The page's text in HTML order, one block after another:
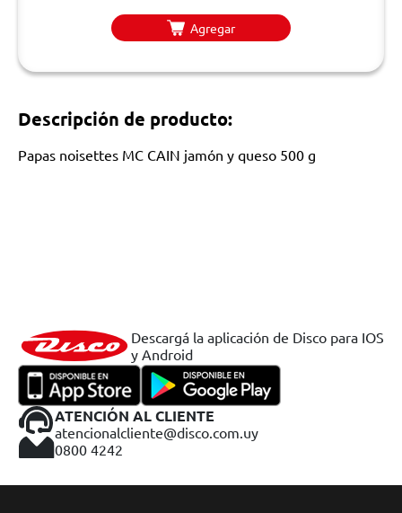
Agregar
Descripción de producto:
Papas noisettes MC CAIN jamón y queso 500 g
Descargá la aplicación de Disco para IOS
y Android
ATENCIÓN AL CLIENTE
atencionalcliente@disco.com.uy
0800 4242